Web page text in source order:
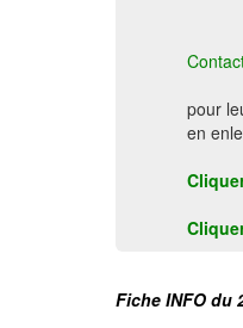
pour
en
Fiche INFO du